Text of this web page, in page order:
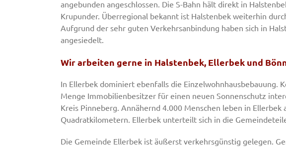
angebunden angeschlossen. Die S-Bahn hält direkt in
Krupunder. Überregional bekannt ist Halstenbek weiterhin
Aufgrund der sehr guten Verkehrsanbindung haben sich in
angesiedelt.
Wir arbeiten gerne in Halstenbek, Ellerbek und
In Ellerbek dominiert ebenfalls die Einzelwohnhausbebauung.
Menge Immobilienbesitzer für einen neuen Sonnenschutz
Kreis Pinneberg. Annähernd 4.000 Menschen leben in Ellerbek
Quadratkilometern. Ellerbek unterteilt sich in die
Die Gemeinde Ellerbek ist äußerst verkehrsgünstig gelegen.